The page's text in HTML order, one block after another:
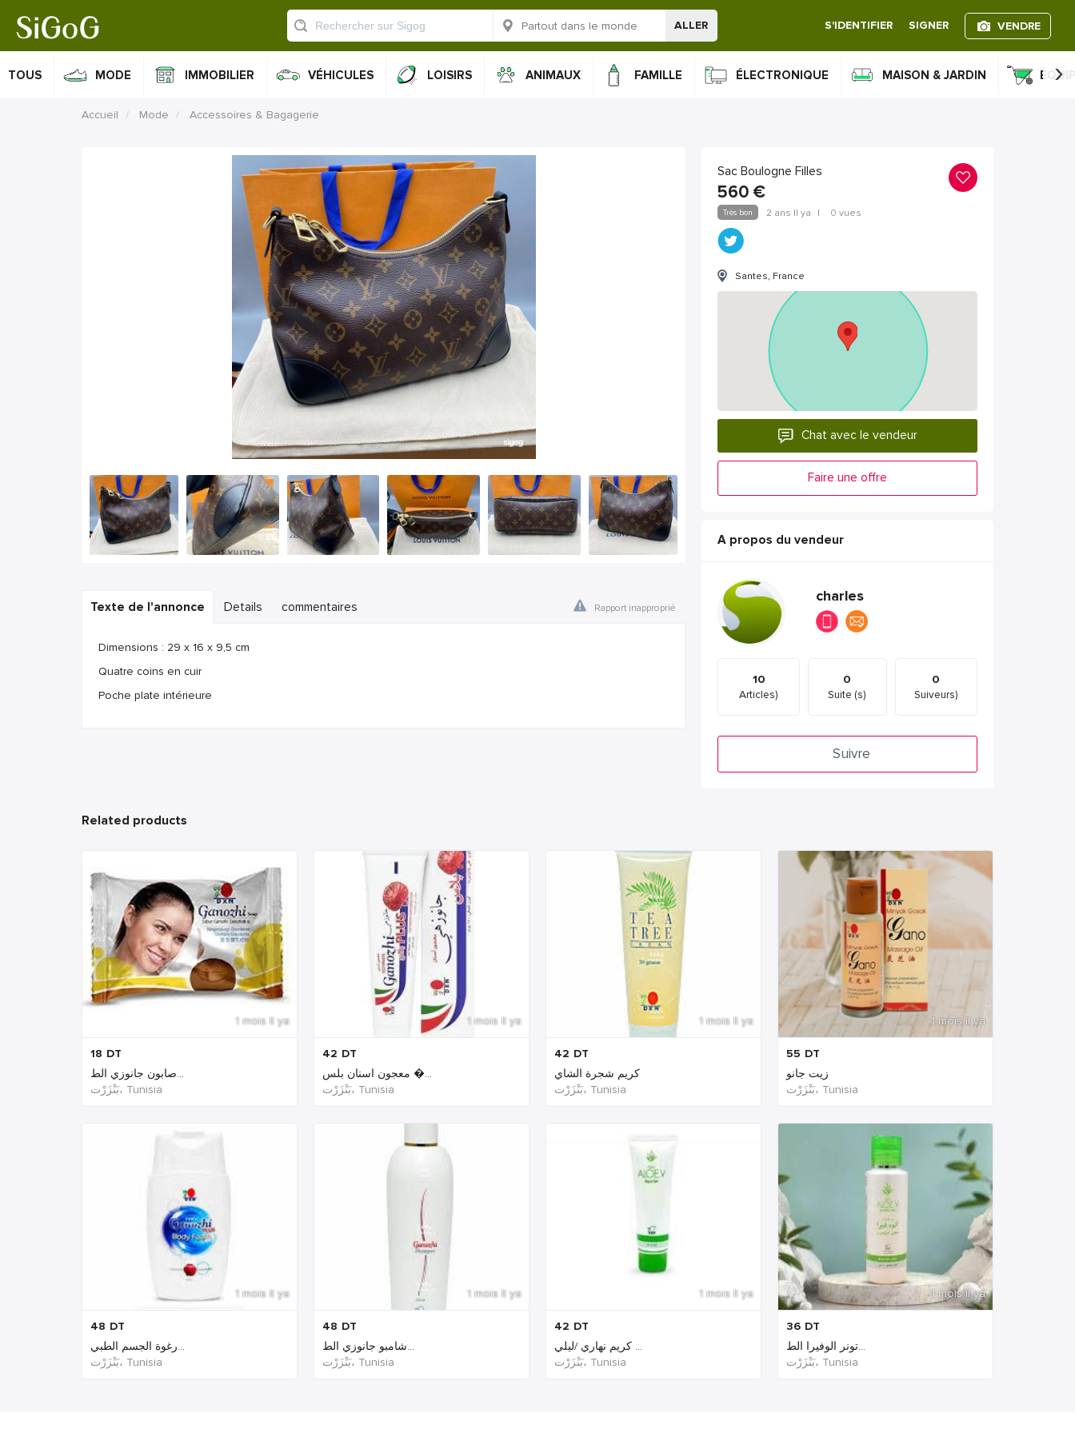
ALLER S'IDENTIFIER SIGNER VENDRE
TOUS MODE IMMOBILIER VÉHICULES LOISIRS ANIMAUX FAMILLE ÉLECTRONIQUE MAISON & JARDIN ›
Accueil Mode Accessoires & Bagagerie
Texte de l'annonce Details commentaires Rapport inapproprié
Dimensions : 29 x 16 x 9,5 cm
Quatre coins en cuir
Poche plate intérieure
Sac Boulogne Filles
560 €
Très bon 2 ans Il ya | 0 vues
Santes, France
Chat avec le vendeur
Faire une offre
A propos du vendeur
charles
10
Articles)
0
Suite (s)
0
Suiveurs)
Suivre
Related products
1 mois Il ya
18 DT
صابون جانوزي الط...
بَنْزَرْت‎، Tunisia
1 mois Il ya
42 DT
معجون اسنان بلس �...
بَنْزَرْت‎، Tunisia
1 mois Il ya
42 DT
كريم شجرة الشاي
بَنْزَرْت‎، Tunisia
1 mois Il ya
55 DT
زيت جانو
بَنْزَرْت‎، Tunisia
1 mois Il ya
48 DT
رغوة الجسم الطبي...
بَنْزَرْت‎، Tunisia
1 mois Il ya
48 DT
شامبو جانوزي الط...
بَنْزَرْت‎، Tunisia
1 mois Il ya
42 DT
كريم نهاري /ليلي ...
بَنْزَرْت‎، Tunisia
1 mois Il ya
36 DT
تونر الوفيرا الط...
بَنْزَرْت‎، Tunisia